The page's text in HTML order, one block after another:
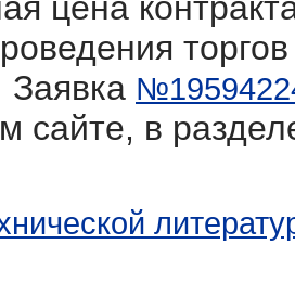
Заявка
сайте, в